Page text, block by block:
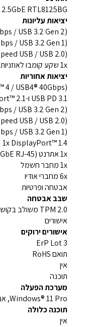
2.5GbE RTL8125BG
יציאות עליונות
/ USB 3.2 Gen 2)
/ USB 3.2 Gen 1)
USB / USB 2.0)
1x שקע קומבו לאוזניות/מיקרופון (3.5 מ"מ)
יציאות אחוריות
USB PD 3.1 ו-DisplayPort™ 2.1
/ USB 3.2 Gen 2)
USB / USB 2.0)
/ USB 3.2 Gen 1)
1x DisplayPort™ 1.4
1x אתרנט (2.5GbE RJ-45)
1x מחבר חשמל
6x מחברי אודיו
אבטחה ופרטיות
שבב אבטחה
TPM 2.0 משולב בקושחה
אישורים
אישורים ירוקים
ErP Lot 3
תואם RoHS
אין
תוכנה
מערכת הפעלה
Windows® 11 Pro, אנגלית
תוכנה כלולה
אין